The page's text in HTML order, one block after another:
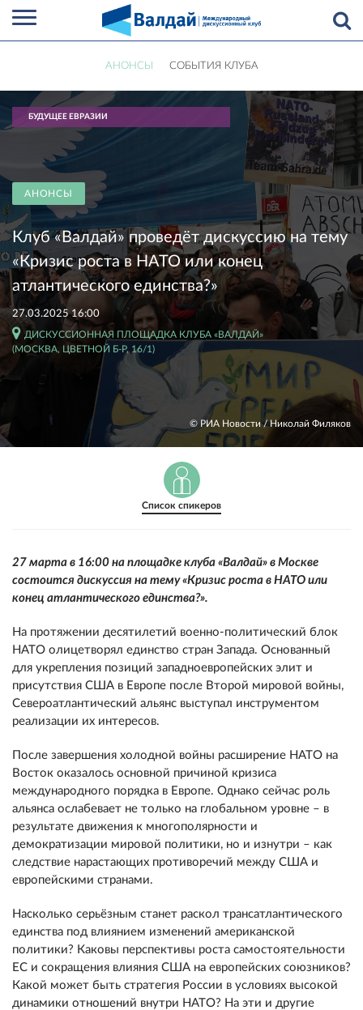
АНОНСЫ СОБЫТИЯ КЛУБА
БУДУЩЕЕ ЕВРАЗИИ
АНОНСЫ
Клуб «Валдай» проведёт дискуссию на тему
«Кризис роста в НАТО или конец
атлантического единства?»
27.03.2025 16:00
ДИСКУССИОННАЯ ПЛОЩАДКА КЛУБА «ВАЛДАЙ»
(МОСКВА, ЦВЕТНОЙ Б-Р, 16/1)
© РИА Новости / Николай Филяков
Список спикеров
27 марта в 16:00 на площадке клуба «Валдай» в Москве
состоится дискуссия на тему «Кризис роста в НАТО или
конец атлантического единства?».
На протяжении десятилетий военно-политический блок
НАТО олицетворял единство стран Запада. Основанный
для укрепления позиций западноевропейских элит и
присутствия США в Европе после Второй мировой войны,
Североатлантический альянс выступал инструментом
реализации их интересов.
После завершения холодной войны расширение НАТО на
Восток оказалось основной причиной кризиса
международного порядка в Европе. Однако сейчас роль
альянса ослабевает не только на глобальном уровне – в
результате движения к многополярности и
демократизации мировой политики, но и изнутри – как
следствие нарастающих противоречий между США и
европейскими странами.
Насколько серьёзным станет раскол трансатлантического
единства под влиянием изменений американской
политики? Каковы перспективы роста самостоятельности
ЕС и сокращения влияния США на европейских союзников?
Какой может быть стратегия России в условиях высокой
динамики отношений внутри НАТО? На эти и другие